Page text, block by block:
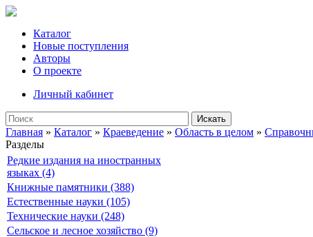
Каталог
Новые поступления
Авторы
О проекте
Личный кабинет
Искать
Главная » Каталог » Краеведение » Область в целом »
Разделы
Редкие издания на иностранных
языках (4)
Книжные памятники (388)
Естественные науки (105)
Технические науки (248)
Сельское и лесное хозяйство (9)